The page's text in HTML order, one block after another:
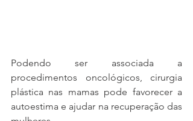
Podendo ser associada a
procedimentos oncológicos, cirurgia
plástica nas mamas pode favorecer a
autoestima e ajudar na recuperação das